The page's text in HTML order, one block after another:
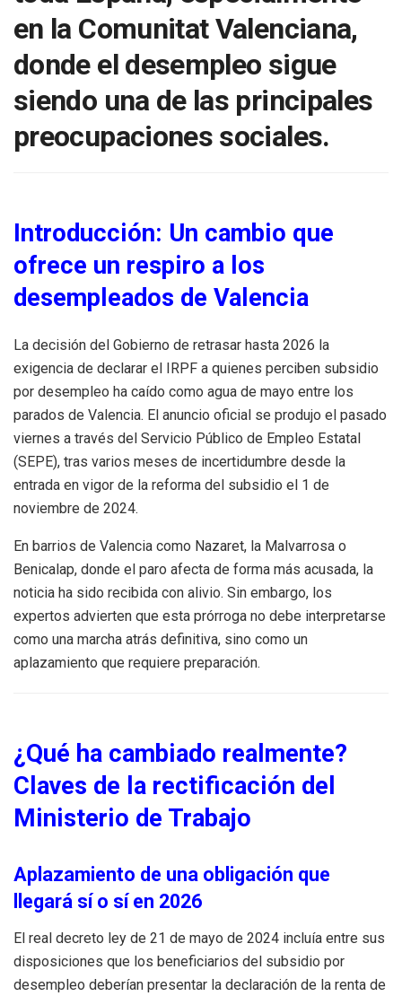
en la Comunitat Valenciana,
donde el desempleo sigue
siendo una de las principales
preocupaciones sociales.
Introducción: Un cambio que
ofrece un respiro a los
desempleados de Valencia
La decisión del Gobierno de retrasar hasta 2026 la
exigencia de declarar el IRPF a quienes perciben subsidio
por desempleo ha caído como agua de mayo entre los
parados de Valencia. El anuncio oficial se produjo el pasado
viernes a través del Servicio Público de Empleo Estatal
(SEPE), tras varios meses de incertidumbre desde la
entrada en vigor de la reforma del subsidio el 1 de
noviembre de 2024.
En barrios de Valencia como Nazaret, la Malvarrosa o
Benicalap, donde el paro afecta de forma más acusada, la
noticia ha sido recibida con alivio. Sin embargo, los
expertos advierten que esta prórroga no debe interpretarse
como una marcha atrás definitiva, sino como un
aplazamiento que requiere preparación.
¿Qué ha cambiado realmente?
Claves de la rectificación del
Ministerio de Trabajo
Aplazamiento de una obligación que
llegará sí o sí en 2026
El real decreto ley de 21 de mayo de 2024 incluía entre sus
disposiciones que los beneficiarios del subsidio por
desempleo deberían presentar la declaración de la renta de